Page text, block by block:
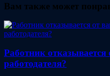
Вам также может
Работник
работодателя?